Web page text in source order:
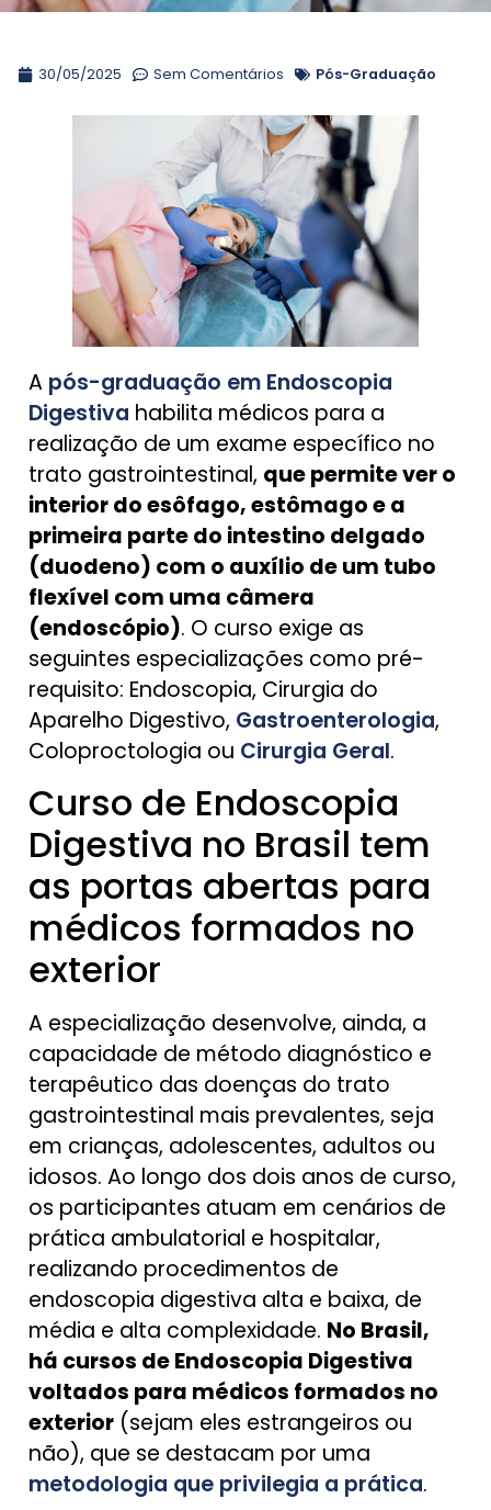
30/05/2025 Sem Comentários Pós-Graduação
A pós-graduação em Endoscopia
Digestiva habilita médicos para a
realização de um exame específico no
trato gastrointestinal, que permite ver o
interior do esôfago, estômago e a
primeira parte do intestino delgado
(duodeno) com o auxílio de um tubo
flexível com uma câmera
(endoscópio). O curso exige as
seguintes especializações como pré-
requisito: Endoscopia, Cirurgia do
Aparelho Digestivo, Gastroenterologia,
Coloproctologia ou Cirurgia Geral.
Curso de Endoscopia
Digestiva no Brasil tem
as portas abertas para
médicos formados no
exterior
A especialização desenvolve, ainda, a
capacidade de método diagnóstico e
terapêutico das doenças do trato
gastrointestinal mais prevalentes, seja
em crianças, adolescentes, adultos ou
idosos. Ao longo dos dois anos de curso,
os participantes atuam em cenários de
prática ambulatorial e hospitalar,
realizando procedimentos de
endoscopia digestiva alta e baixa, de
média e alta complexidade. No Brasil,
há cursos de Endoscopia Digestiva
voltados para médicos formados no
exterior (sejam eles estrangeiros ou
não), que se destacam por uma
metodologia que privilegia a prática.